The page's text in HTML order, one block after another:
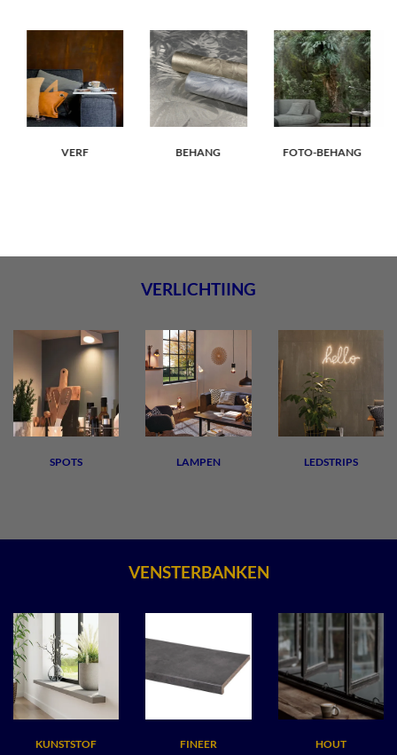
VERF BEHANG FOTO-BEHANG
VERLICHTIING
SPOTS LAMPEN LEDSTRIPS
VENSTERBANKEN
KUNSTSTOF FINEER HOUT